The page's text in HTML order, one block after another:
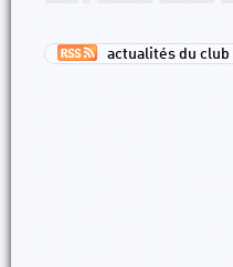
actualités du club